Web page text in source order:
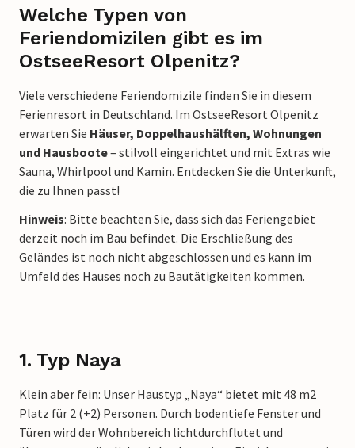
Welche Typen von
Feriendomizilen gibt es im
OstseeResort Olpenitz?
Viele verschiedene Feriendomizile finden Sie in diesem
Ferienresort in Deutschland. Im OstseeResort Olpenitz
erwarten Sie Häuser, Doppelhaushälften, Wohnungen
und Hausboote– stilvoll eingerichtet und mit Extras wie
Sauna, Whirlpool und Kamin. Entdecken Sie die Unterkunft,
die zu Ihnen passt!
Hinweis: Bitte beachten Sie, dass sich das Feriengebiet
derzeit noch im Bau befindet. Die Erschließung des
Geländes ist noch nicht abgeschlossen und es kann im
Umfeld des Hauses noch zu Bautätigkeiten kommen.
1. Typ Naya
Klein aber fein: Unser Haustyp „Naya“ bietet mit 48 m2
Platz für 2 (+2) Personen. Durch bodentiefe Fenster und
Türen wird der Wohnbereich lichtdurchflutet und